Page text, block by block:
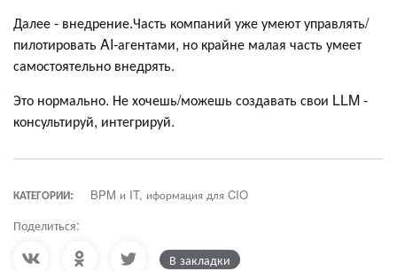
Далее - внедрение.Часть компаний уже умеют управлять/
пилотировать AI-агентами, но крайне малая часть умеет
самостоятельно внедрять.
Это нормально. Не хочешь/можешь создавать свои LLM -
консультируй, интегрируй.
КАТЕГОРИИ: BPM и IT, иформация для CIO
Поделиться:
В закладки